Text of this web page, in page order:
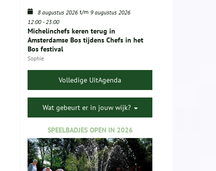
8 augustus 2026 t/m 9 augustus 2026
12:00-23:00
Michelinchefs keren terug in
Amsterdamse Bos tijdens Chefs in het
Bos festival
Sophie
Volledige UitAgenda
Wat gebeurt er in jouw wijk?
SPEELBADJES OPEN IN 2026